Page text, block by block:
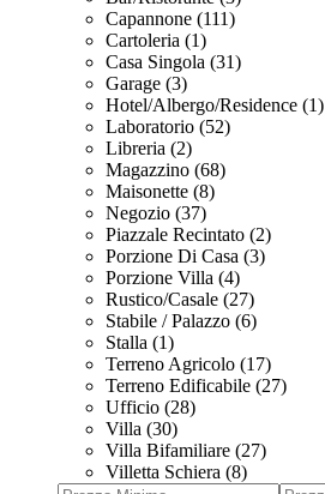
Capannone (111)
Cartoleria (1)
Casa Singola (31)
Garage (3)
Hotel/Albergo/Residence (1)
Laboratorio (52)
Libreria (2)
Magazzino (68)
Maisonette (8)
Negozio (37)
Piazzale Recintato (2)
Porzione Di Casa (3)
Porzione Villa (4)
Rustico/Casale (27)
Stabile / Palazzo (6)
Stalla (1)
Terreno Agricolo (17)
Terreno Edificabile (27)
Ufficio (28)
Villa (30)
Villa Bifamiliare (27)
Villetta Schiera (8)